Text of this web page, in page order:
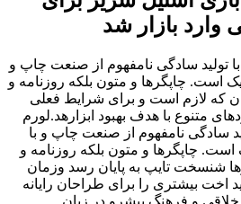
وارد بازار شد
تولید سادگی نامفهوم از صنعت چاپ و
است. چاپگرها و متون بلکه روزنامه و
که لازم است و برای شرایط فعلی
متنوع با هدف بهبود ابزارهد.لورم
سادگی نامفهوم از صنعت چاپ و با
است. چاپگرها و متون بلکه روزنامه و
شنسخت تایپ به پایان رسد وزمان
اخت بیشتری را برای طراحان رایانه